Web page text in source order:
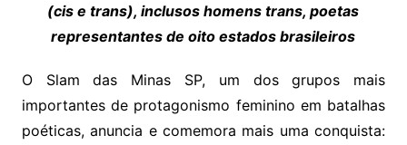
(cis e trans), inclusos homens trans, poetas
representantes de oito estados brasileiros
O Slam das Minas SP, um dos grupos mais
importantes de protagonismo feminino em batalhas
poéticas, anuncia e comemora mais uma conquista: